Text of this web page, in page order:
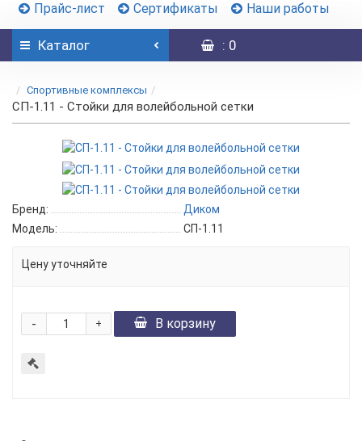
Прайс-лист Сертификаты Наши работы
Каталог : 0
Спортивные комплексы
СП-1.11 - Стойки для волейбольной сетки
Бренд:
Диком
Модель:
СП-1.11
Цену уточняйте
+
- В корзину